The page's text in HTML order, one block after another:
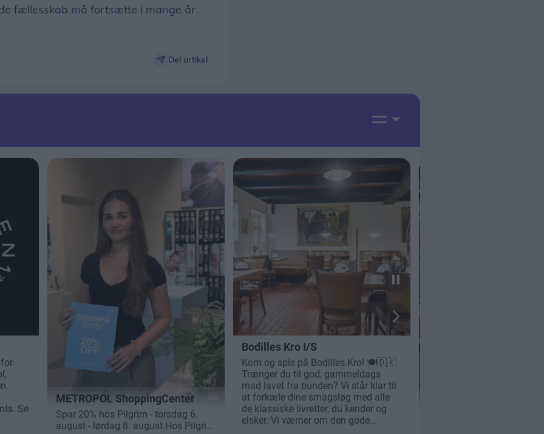
fællesskab må fortsætte i mange år
Del artikel